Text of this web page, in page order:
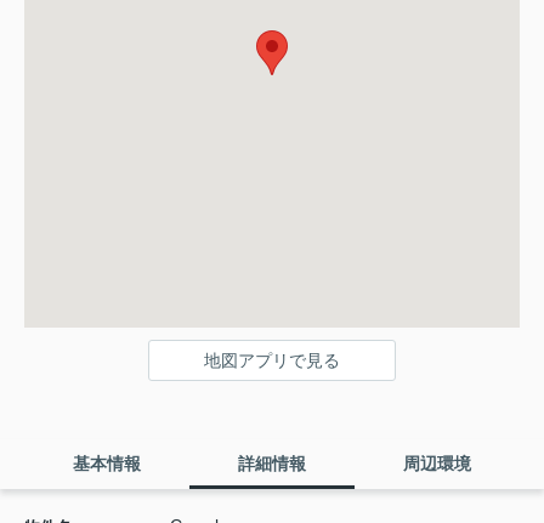
地図アプリで見る
基本情報 詳細情報 周辺環境